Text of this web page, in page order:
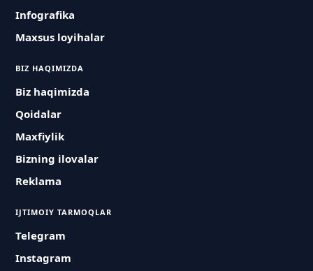
Infografika
Maxsus loyihalar
BIZ HAQIMIZDA
Biz haqimizda
Qoidalar
Maxfiylik
Bizning ilovalar
Reklama
IJTIMOIY TARMOQLAR
Telegram
Instagram